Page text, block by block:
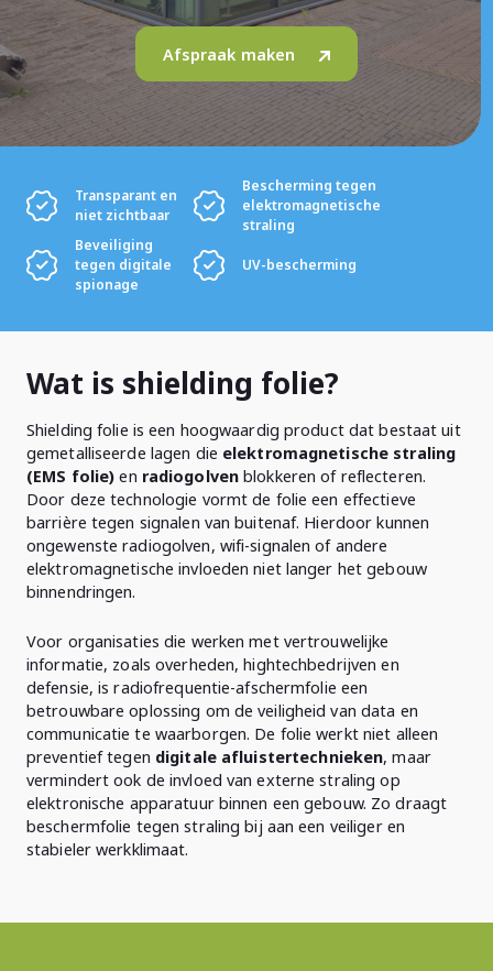
Afspraak maken
Transparant en
niet zichtbaar
Bescherming tegen
elektromagnetische
straling
Beveiliging
tegen digitale
spionage
UV-bescherming
Wat is shielding folie?
Shielding folie is een hoogwaardig product dat bestaat uit
gemetalliseerde lagen die elektromagnetische straling
(EMS folie) en radiogolven blokkeren of reflecteren.
Door deze technologie vormt de folie een effectieve
barrière tegen signalen van buitenaf. Hierdoor kunnen
ongewenste radiogolven, wifi-signalen of andere
elektromagnetische invloeden niet langer het gebouw
binnendringen.
Voor organisaties die werken met vertrouwelijke
informatie, zoals overheden, hightechbedrijven en
defensie, is radiofrequentie-afschermfolie een
betrouwbare oplossing om de veiligheid van data en
communicatie te waarborgen. De folie werkt niet alleen
preventief tegen digitale afluistertechnieken, maar
vermindert ook de invloed van externe straling op
elektronische apparatuur binnen een gebouw. Zo draagt
beschermfolie tegen straling bij aan een veiliger en
stabieler werkklimaat.